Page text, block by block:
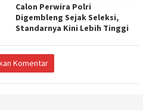
Calon Perwira Polri
Digembleng Sejak Seleksi,
Standarnya Kini Lebih Tinggi
Komentar